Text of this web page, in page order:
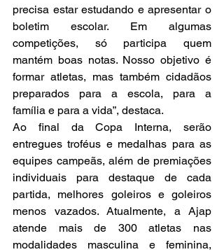
precisa estar estudando e apresentar o
boletim escolar. Em algumas
competições, só participa quem
mantém boas notas. Nosso objetivo é
formar atletas, mas também cidadãos
preparados para a escola, para a
família e para a vida”, destaca.
Ao final da Copa Interna, serão
entregues troféus e medalhas para as
equipes campeãs, além de premiações
individuais para destaque de cada
partida, melhores goleiros e goleiros
menos vazados. Atualmente, a Ajap
atende mais de 300 atletas nas
modalidades masculina e feminina,